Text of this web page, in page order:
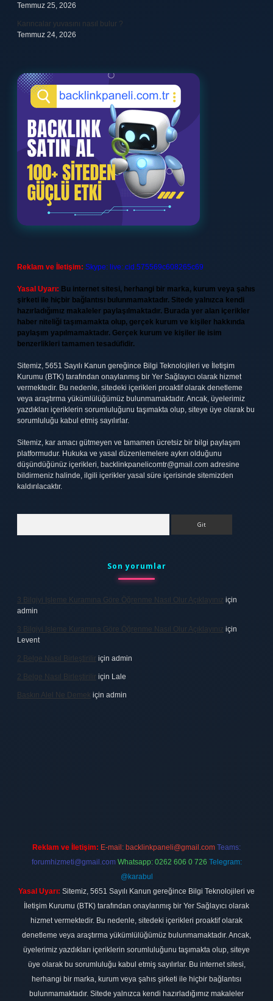
Temmuz 25, 2026
Karıncalar yuvasını nasıl bulur ?
Temmuz 24, 2026
Reklam ve İletişim: Skype: live:.cid.575569c608265c69
Yasal Uyarı: Bu internet sitesi, herhangi bir marka, kurum veya şahıs
şirketi ile hiçbir bağlantısı bulunmamaktadır. Sitede yalnızca kendi
hazırladığımız makaleler paylaşılmaktadır. Burada yer alan içerikler
haber niteliği taşımamakta olup, gerçek kurum ve kişiler hakkında
paylaşım yapılmamaktadır. Gerçek kurum ve kişiler ile isim
benzerlikleri tamamen tesadüfidir.
Sitemiz, 5651 Sayılı Kanun gereğince Bilgi Teknolojileri ve İletişim
Kurumu (BTK) tarafından onaylanmış bir Yer Sağlayıcı olarak hizmet
vermektedir. Bu nedenle, sitedeki içerikleri proaktif olarak denetleme
veya araştırma yükümlülüğümüz bulunmamaktadır. Ancak, üyelerimiz
yazdıkları içeriklerin sorumluluğunu taşımakta olup, siteye üye olarak bu
sorumluluğu kabul etmiş sayılırlar.
Sitemiz, kar amacı gütmeyen ve tamamen ücretsiz bir bilgi paylaşım
platformudur. Hukuka ve yasal düzenlemelere aykırı olduğunu
düşündüğünüz içerikleri, backlinkpanelicomtr@gmail.com adresine
bildirmeniz halinde, ilgili içerikler yasal süre içerisinde sitemizden
kaldırılacaktır.
Son yorumlar
3 Bilgiyi Işleme Kuramına Göre Öğrenme Nasıl Olur Açıklayınız için
admin
3 Bilgiyi Işleme Kuramına Göre Öğrenme Nasıl Olur Açıklayınız için
Levent
2 Belge Nasıl Birleştirilir için admin
2 Belge Nasıl Birleştirilir için Lale
Baskın Alel Ne Demek için admin
Reklam ve İletişim: E-mail: backlinkpaneli@gmail.com Teams:
forumhizmeti@gmail.com Whatsapp: 0262 606 0 726 Telegram:
@karabul
Yasal Uyarı: Sitemiz, 5651 Sayılı Kanun gereğince Bilgi Teknolojileri ve
İletişim Kurumu (BTK) tarafından onaylanmış bir Yer Sağlayıcı olarak
hizmet vermektedir. Bu nedenle, sitedeki içerikleri proaktif olarak
denetleme veya araştırma yükümlülüğümüz bulunmamaktadır. Ancak,
üyelerimiz yazdıkları içeriklerin sorumluluğunu taşımakta olup, siteye
üye olarak bu sorumluluğu kabul etmiş sayılırlar. Bu internet sitesi,
herhangi bir marka, kurum veya şahıs şirketi ile hiçbir bağlantısı
bulunmamaktadır. Sitede yalnızca kendi hazırladığımız makaleler